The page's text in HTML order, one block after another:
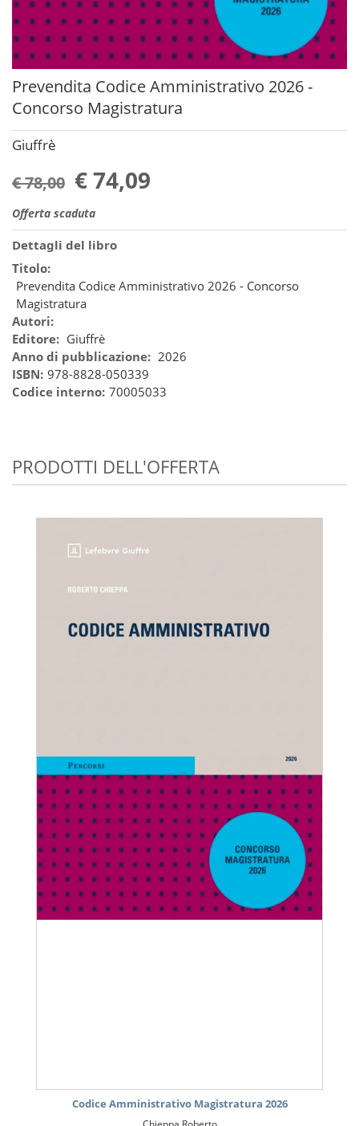
Prevendita Codice Amministrativo 2026 -
Concorso Magistratura
Giuffrè
€ 78,00 € 74,09
Offerta scaduta
Dettagli del libro
Titolo:
Prevendita Codice Amministrativo 2026 - Concorso
Magistratura
Autori:
Editore: Giuffrè
Anno di pubblicazione: 2026
ISBN: 978-8828-050339
Codice interno: 70005033
PRODOTTI DELL'OFFERTA
Codice Amministrativo Magistratura 2026